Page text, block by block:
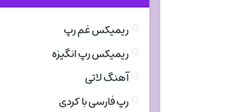
ریمیکس غم رپ
ریمیکس رپ انگیزه
آهنگ لاتی
رپ فارسی با کردی